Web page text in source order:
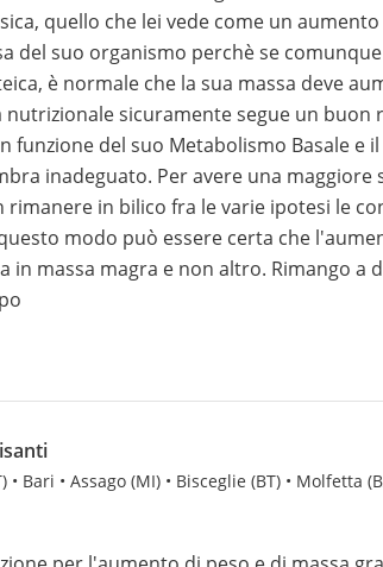
quello che lei vede come un
del suo organismo perchè se
è normale che la sua massa deve
sicuramente segue un buon
funzione del suo Metabolismo Basale e
inadeguato. Per avere una maggiore
in bilico fra le varie ipotesi le
modo può essere certa che
in massa magra e non altro. Rimango
Bari • Assago (MI) • Bisceglie (BT) • Molfetta